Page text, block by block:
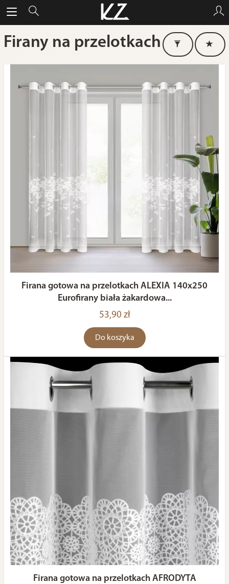
Firany na przelotkach
Firana gotowa na przelotkach ALEXIA 140x250
Eurofirany biała żakardowa...
53,90 zł
Do koszyka
Firana gotowa na przelotkach AFRODYTA